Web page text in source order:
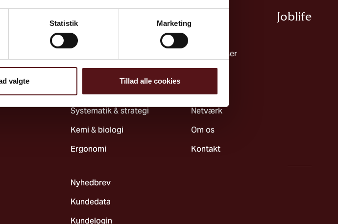
Statistik Marketing
valgte Tillad alle cookies
Psykisk arbejdsmiljø & ledelse
Indeklima & teknik
Systematik & strategi
Kemi & biologi
Ergonomi
Joblife​
Uddannelser
Nyheder
Netværk
Om os
Kontakt
Nyhedbrev
Kundedata
Kundelogin